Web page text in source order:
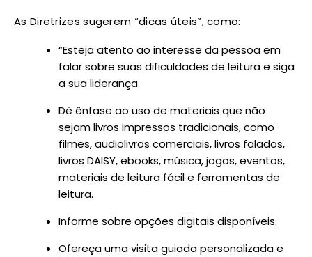
As Diretrizes sugerem “dicas úteis”, como:
“Esteja atento ao interesse da pessoa em
falar sobre suas dificuldades de leitura e siga
a sua liderança.
Dê ênfase ao uso de materiais que não
sejam livros impressos tradicionais, como
filmes, audiolivros comerciais, livros falados,
livros DAISY, ebooks, música, jogos, eventos,
materiais de leitura fácil e ferramentas de
leitura.
Informe sobre opções digitais disponíveis.
Ofereça uma visita guiada personalizada e